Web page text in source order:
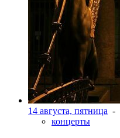
14 августа, пятница -
концерты